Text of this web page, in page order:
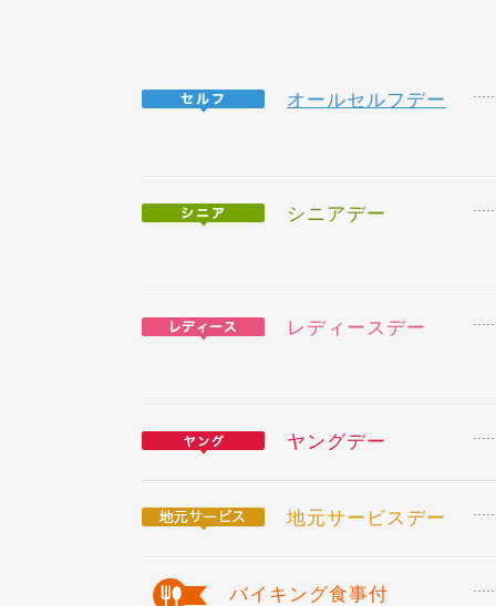
オールセルフデー
シニアデー
レディースデー
ヤングデー
地元サービスデー
バイキング食事付